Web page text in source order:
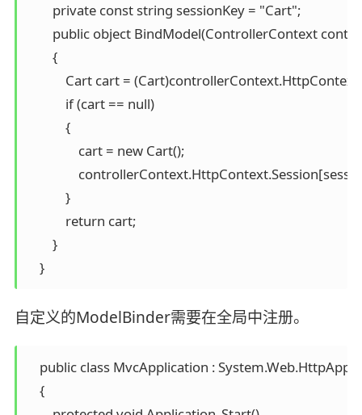
        private const string sessionKey = "Cart";
public object BindModel(ControllerContext
        {
Cart cart =
            if (cart == null)
            {
                cart = new Cart();
            }
            return cart;
        }
    }
自定义的ModelBinder需要在全局中注册。
public class MvcApplication :
    {